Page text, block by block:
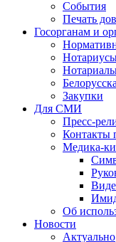
События
Печать
Госорганам и
Закупки
Для СМИ
Пресс-
Контакты
Медика-
Об
Новости
Актуально